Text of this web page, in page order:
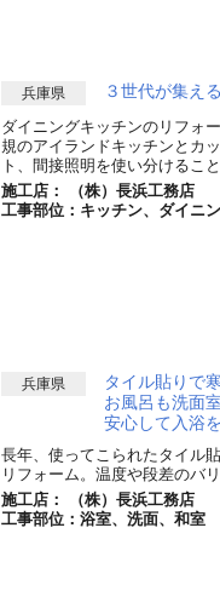
兵庫県 ３世代が集え
ダイニングキッチンのリフォ
規のアイランドキッチンとカ
ト、間接照明を使い分けるこ
施工店： （株）長浜工務店
工事部位：キッチン、ダイニ
兵庫県
タイル貼りで
お風呂も洗面
安心して入浴
長年、使ってこられたタイル
リフォーム。温度や段差のバ
施工店： （株）長浜工務店
工事部位：浴室、洗面、和室